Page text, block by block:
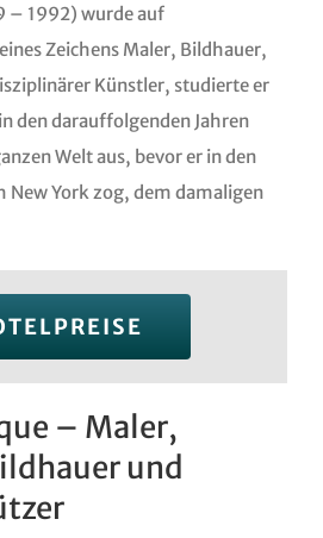
– 1992) wurde auf
Zeichens Maler, Bildhauer,
Künstler, studierte er
den darauffolgenden Jahren
Welt aus, bevor er in den
New York zog, dem damaligen
– Maler,
und